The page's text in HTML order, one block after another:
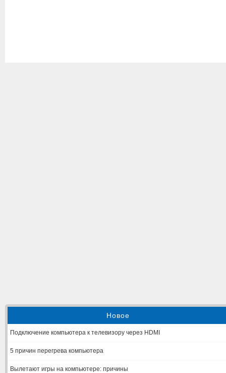
Новое
Подключение компьютера к телевизору через HDMI
5 причин перегрева компьютера
Вылетают игры на компьютере: причины